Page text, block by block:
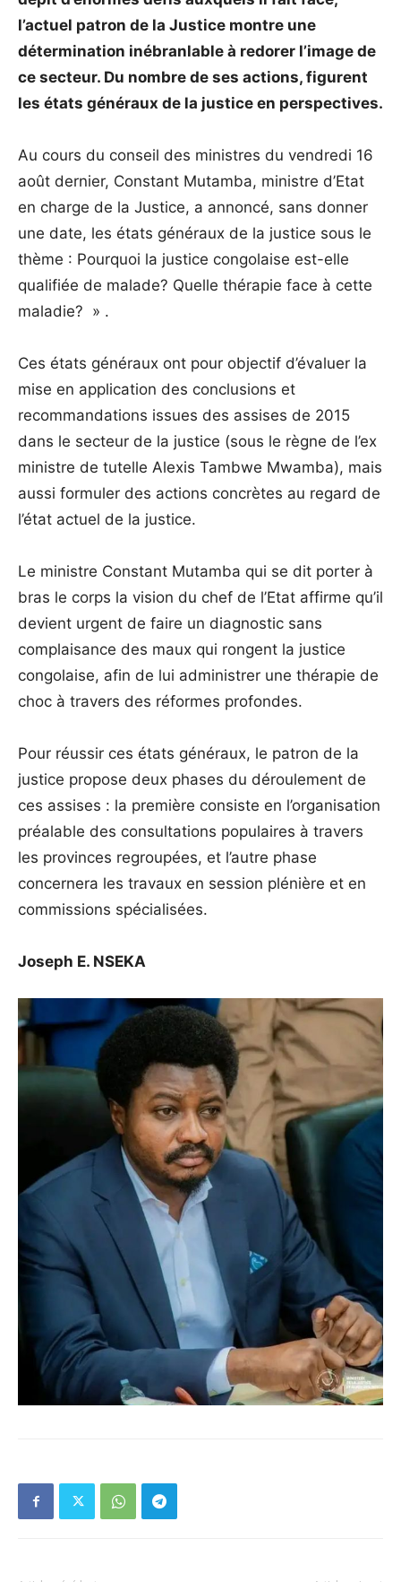
l’actuel patron de la Justice montre une
détermination inébranlable à redorer l’image de
ce secteur. Du nombre de ses actions, figurent
les états généraux de la justice en perspectives.
Au cours du conseil des ministres du vendredi 16
août dernier, Constant Mutamba, ministre d’Etat
en charge de la Justice, a annoncé, sans donner
une date, les états généraux de la justice sous le
thème : Pourquoi la justice congolaise est-elle
qualifiée de malade? Quelle thérapie face à cette
maladie? » .
Ces états généraux ont pour objectif d’évaluer la
mise en application des conclusions et
recommandations issues des assises de 2015
dans le secteur de la justice (sous le règne de l’ex
ministre de tutelle Alexis Tambwe Mwamba), mais
aussi formuler des actions concrètes au regard de
l’état actuel de la justice.
Le ministre Constant Mutamba qui se dit porter à
bras le corps la vision du chef de l’Etat affirme qu’il
devient urgent de faire un diagnostic sans
complaisance des maux qui rongent la justice
congolaise, afin de lui administrer une thérapie de
choc à travers des réformes profondes.
Pour réussir ces états généraux, le patron de la
justice propose deux phases du déroulement de
ces assises : la première consiste en l’organisation
préalable des consultations populaires à travers
les provinces regroupées, et l’autre phase
concernera les travaux en session plénière et en
commissions spécialisées.
Joseph E. NSEKA